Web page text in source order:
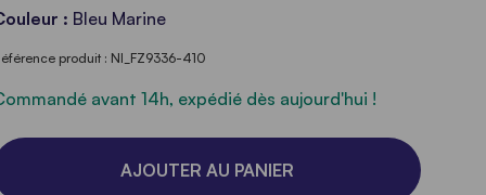
: Bleu Marine
produit : NI_FZ9336-410
avant 14h, expédié dès aujourd'hui !
AJOUTER AU PANIER